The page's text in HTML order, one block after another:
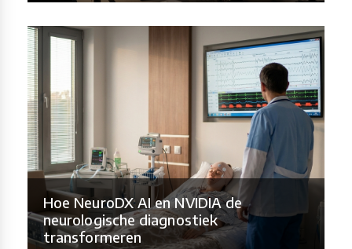
Hoe NeuroDX AI en NVIDIA de
neurologische diagnostiek
transformeren